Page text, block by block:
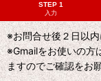
STEP 1
入力
※お問合せ後２日以
※Gmailをお使いの方
ますのでご確認をお